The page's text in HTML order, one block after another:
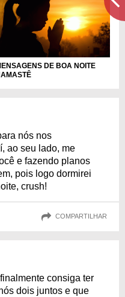
DE BOA NOITE
nós nos
ao seu lado, me
e fazendo planos
pois logo dormirei
crush!
COMPARTILHAR
consiga ter
dois juntos e que